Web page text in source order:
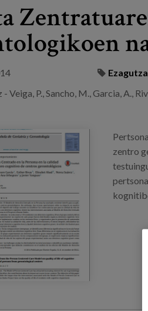
- Veiga, P., Sancho, M., Garcia, A.,
zentro